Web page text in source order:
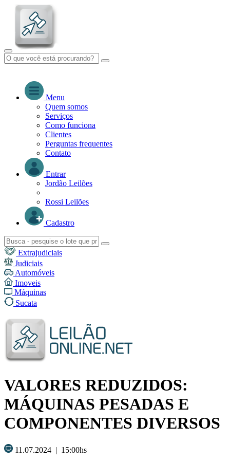
Menu
Quem somos
Serviços
Como funciona
Clientes
Perguntas frequentes
Contato
Entrar
Jordão Leilões
Rossi Leilões
Cadastro
Extrajudiciais
Judiciais
Automóveis
Imoveis
Máquinas
Sucata
VALORES REDUZIDOS:
MÁQUINAS PESADAS E
COMPONENTES DIVERSOS
11.07.2024 | 15:00hs